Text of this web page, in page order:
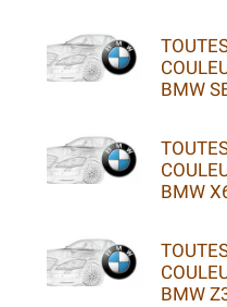
BMW
BMW
BMW